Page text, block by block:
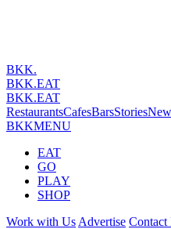
BKK.
BKK.EAT
BKK.EAT
RestaurantsCafesBarsStories
BKKMENU
EAT
GO
PLAY
SHOP
Work with Us Advertise